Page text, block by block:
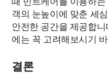
객의 눈높이에 맞춘 세
안전한 공간을 제공합
에는 꼭 고려해보시기
결론